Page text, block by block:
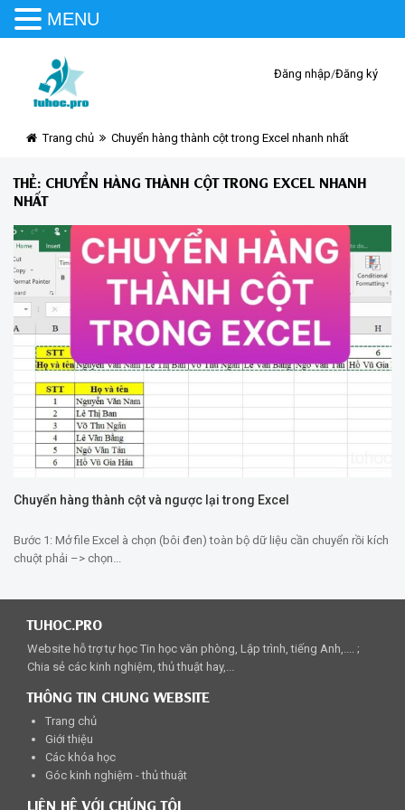
Đăng nhập/Đăng ký
Trang chủ Chuyển hàng thành cột trong Excel nhanh nhất
THẺ: CHUYỂN HÀNG THÀNH CỘT TRONG EXCEL NHANH
NHẤT
Chuyển hàng thành cột và ngược lại trong Excel
Bước 1: Mở file Excel à chọn (bôi đen) toàn bộ dữ liệu cần chuyển rồi kích
chuột phải –> chọn...
TUHOC.PRO
Website hỗ trợ tự học Tin học văn phòng, Lập trình, tiếng Anh,.... ;
Chia sẻ các kinh nghiệm, thủ thuật hay,...
THÔNG TIN CHUNG WEBSITE
Trang chủ
Giới thiệu
Các khóa học
Góc kinh nghiệm - thủ thuật
LIÊN HỆ VỚI CHÚNG TÔI
MENU